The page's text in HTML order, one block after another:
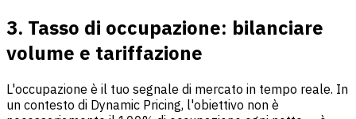
3. Tasso di occupazione: bilanciare
volume e tariffazione
L'occupazione è il tuo segnale di mercato in tempo reale. In
un contesto di Dynamic Pricing, l'obiettivo non è